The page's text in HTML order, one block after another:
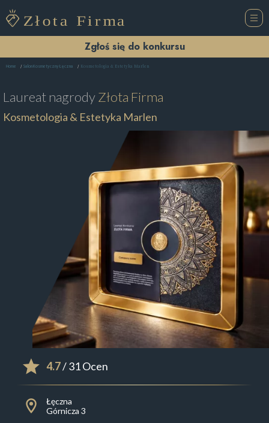
Zgłoś się do konkursu
Home Salon Kosmetyczny Łęczna Kosmetologia & Estetyka Marlen
Laureat nagrodyZłota Firma
Kosmetologia & Estetyka Marlen
4.7/ 31 Ocen
Łęczna
Górnicza 3